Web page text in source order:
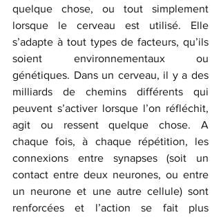
quelque chose, ou tout simplement
lorsque le cerveau est utilisé. Elle
s’adapte à tout types de facteurs, qu’ils
soient environnementaux ou
génétiques. Dans un cerveau, il y a des
milliards de chemins différents qui
peuvent s’activer lorsque l’on réfléchit,
agit ou ressent quelque chose. A
chaque fois, à chaque répétition, les
connexions entre synapses (soit un
contact entre deux neurones, ou entre
un neurone et une autre cellule) sont
renforcées et l’action se fait plus